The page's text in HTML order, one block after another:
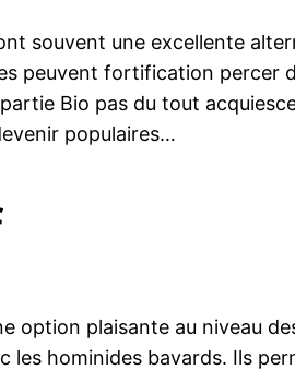
souvent une excellente
peuvent fortification percer
Bio pas du tout
populaires…
option plaisante au niveau
les hominides bavards. Ils